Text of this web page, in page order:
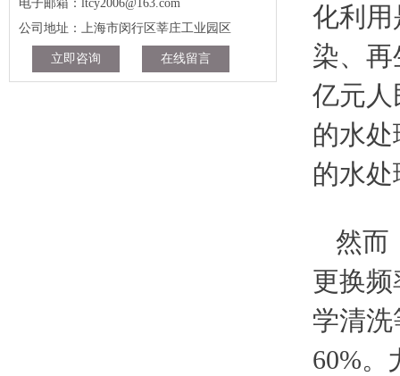
电子邮箱：ltcy2006@163.com
公司地址：上海市闵行区莘庄工业园区
立即咨询 在线留言
化利用
染、再
亿元人
的水
的水处
然而
更换
学清
60%。